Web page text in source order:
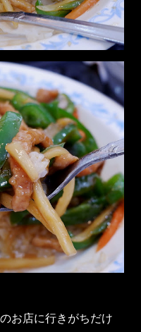
お店に行きがちだけ